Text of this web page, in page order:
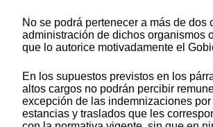
No se podrá pertenecer a más de dos
administración de dichos organismos
que lo autorice motivadamente el
En los supuestos previstos en los
altos cargos no podrán percibir
excepción de las indemnizaciones
estancias y traslados que les